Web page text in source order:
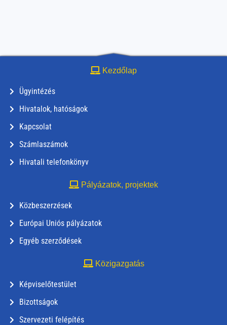
Kezdőlap
Ügyintézés
Hivatalok, hatóságok
Kapcsolat
Számlaszámok
Hivatali telefonkönyv
Pályázatok, projektek
Közbeszerzések
Európai Uniós pályázatok
Egyéb szerződések
Közigazgatás
Képviselőtestület
Bizottságok
Szervezeti felépítés